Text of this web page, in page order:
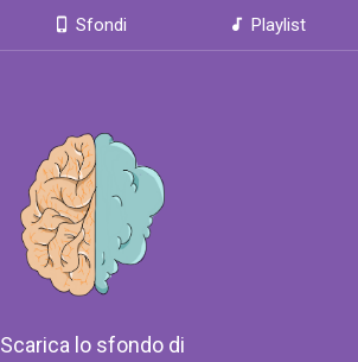
Sfondi Playlist
Scarica lo sfondo di